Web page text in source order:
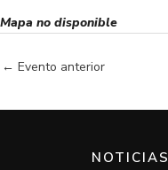
Mapa no disponible
← Evento anterior
NOTICIAS